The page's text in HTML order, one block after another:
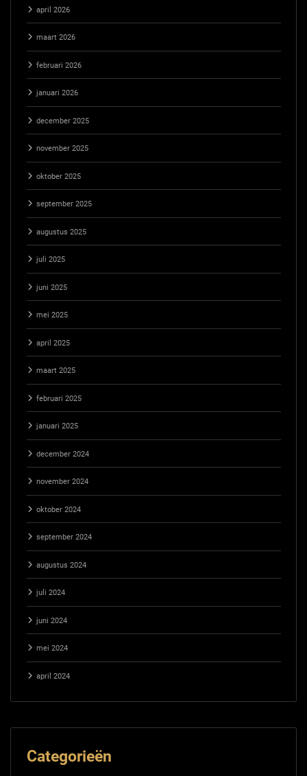
april 2026
maart 2026
februari 2026
januari 2026
december 2025
november 2025
oktober 2025
september 2025
augustus 2025
juli 2025
juni 2025
mei 2025
april 2025
maart 2025
februari 2025
januari 2025
december 2024
november 2024
oktober 2024
september 2024
augustus 2024
juli 2024
juni 2024
mei 2024
april 2024
Categorieën